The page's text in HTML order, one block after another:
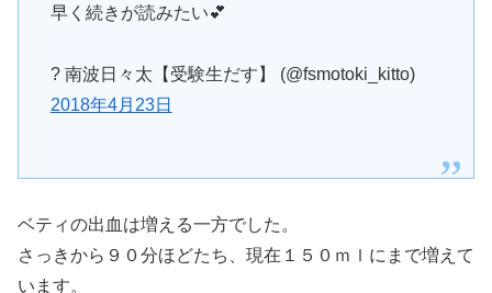
早く続きが読みたい💕
? 南波日々太【受験生だす】 (@fsmotoki_kitto)
2018年4月23日
ベティの出血は増える一方でした。
さっきから９０分ほどたち、現在１５０ｍｌにまで増えて
います。